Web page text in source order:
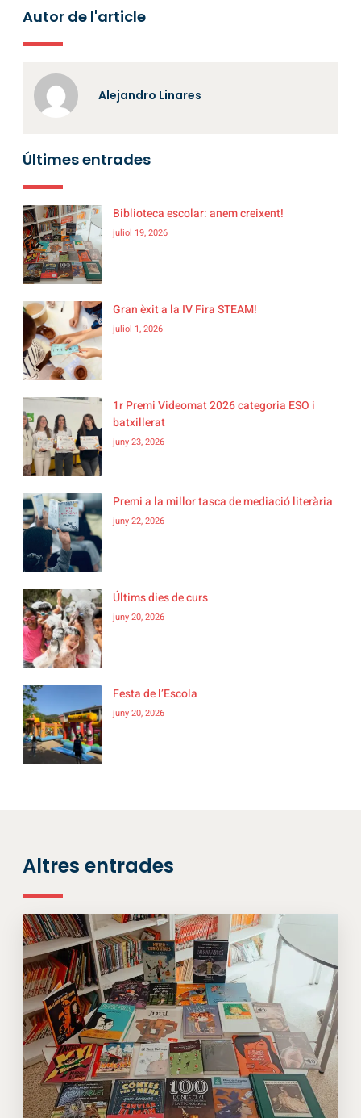
Autor de l'article
Alejandro Linares
Últimes entrades
Biblioteca escolar: anem creixent!
juliol 19, 2026
Gran èxit a la IV Fira STEAM!
juliol 1, 2026
1r Premi Videomat 2026 categoria ESO i
batxillerat
juny 23, 2026
Premi a la millor tasca de mediació literària
juny 22, 2026
Últims dies de curs
juny 20, 2026
Festa de l’Escola
juny 20, 2026
Altres entrades